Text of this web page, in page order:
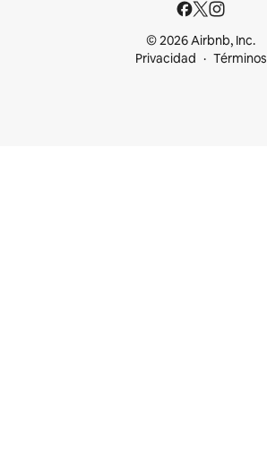
© 2026 Airbnb, Inc.
Privacidad
Términos